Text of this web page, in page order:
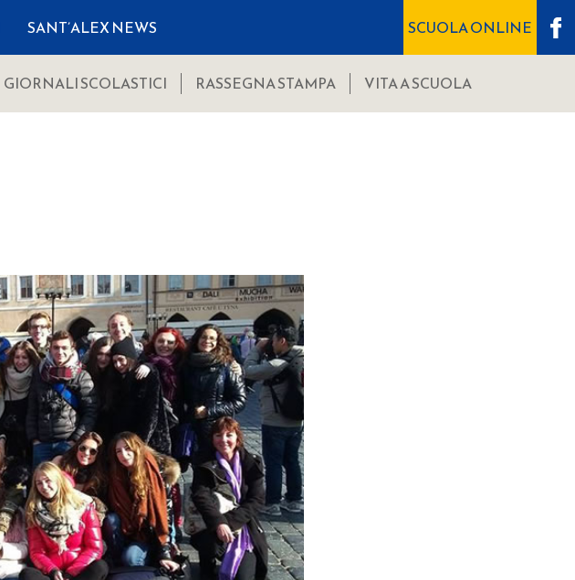
SANT’ALEX NEWS SCUOLA ONLINE
GIORNALI SCOLASTICI RASSEGNA STAMPA VITA A SCUOLA